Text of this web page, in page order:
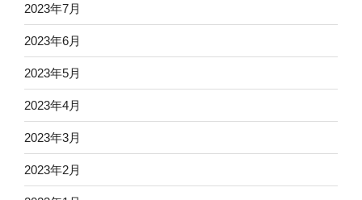
2023年7月
2023年6月
2023年5月
2023年4月
2023年3月
2023年2月